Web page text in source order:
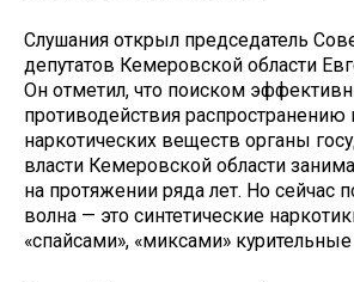
Слушания открыл председатель
депутатов Кемеровской области
Он отметил, что поиском
противодействия
наркотических веществ органы
власти Кемеровской области
на протяжении ряда лет. Но сейчас
волна — это синтетические
«спайсами», «миксами»